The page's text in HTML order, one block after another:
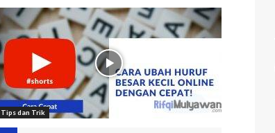
Tips dan Trik